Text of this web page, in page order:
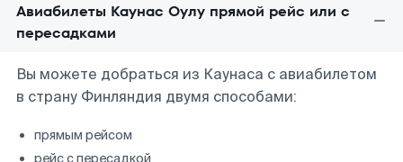
Авиабилеты Каунас Оулу прямой рейс или с
пересадками
Вы можете добраться из Каунаса с авиабилетом
в страну Финляндия двумя способами:
прямым рейсом
рейс с пересадкой